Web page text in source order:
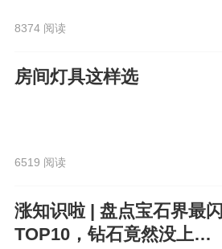
8374 阅读
房间灯具这样选
6519 阅读
涨知识啦 | 盘点宝石界最闪
TOP10，钻石竟然没上